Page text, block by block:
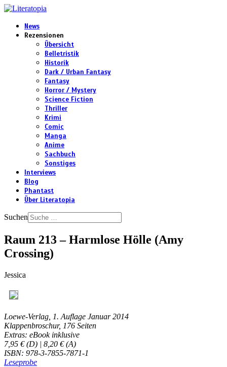
News
Rezensionen
Übersicht
Belletristik
Historik
Dark / Urban Fantasy
Fantasy
Horror / Mystery
Science Fiction
Thriller
Krimi
Comic
Manga
Anime
Sachbuch
Sonstiges
Interviews
Blog
Phantast
Über Literatopia
Suchen
Raum 213 – Harmlose Hölle (Amy
Crossing)
Jessica
Loewe-Verlag, 1. Auflage Januar 2014
Klappenbroschur, 176 Seiten
Extras: eBook inklusive
7,95 € (D) | 8,20 € (A)
ISBN: 978-3-7855-7871-1
Leseprobe